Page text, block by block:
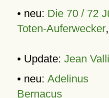
• neu: Die 70 / 72
Toten-Auferwecker,
• Update: Jean
• neu: Adelinus
Bernacus